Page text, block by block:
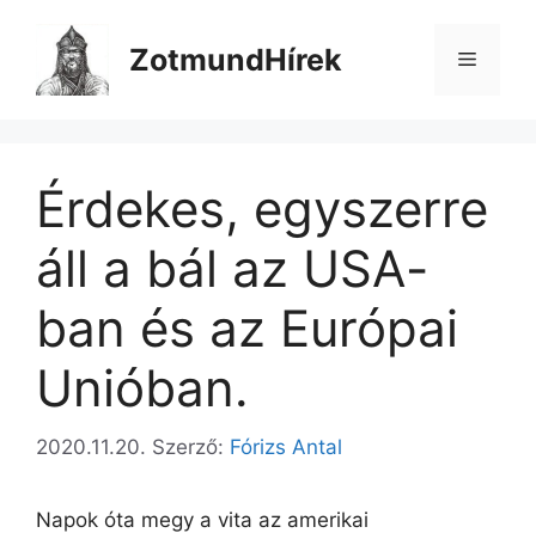
tartalomba
ZotmundHírek Menü
Érdekes, egyszerre
áll a bál az USA-
ban és az Európai
Unióban.
2020.11.20. Szerző: Fórizs Antal
Napok óta megy a vita az amerikai